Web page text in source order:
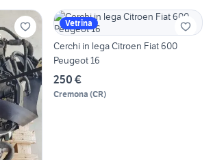
Vetrina
Cerchi in lega Citroen Fiat 600
Peugeot 16
250 €
Cremona (CR)